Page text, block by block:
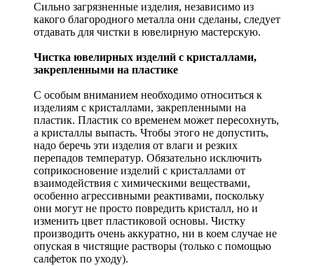
Сильно загрязненные изделия, независимо из
какого благородного металла они сделаны, следует
отдавать для чистки в ювелирную мастерскую.
Чистка ювелирных изделий с кристаллами,
закрепленными на пластике
С особым вниманием необходимо относиться к
изделиям с кристаллами, закрепленными на
пластик. Пластик со временем может пересохнуть,
а кристаллы выпасть. Чтобы этого не допустить,
надо беречь эти изделия от влаги и резких
перепадов температур. Обязательно исключить
соприкосновение изделий с кристаллами от
взаимодействия с химическими веществами,
особенно агрессивными реактивами, поскольку
они могут не просто повредить кристалл, но и
изменить цвет пластиковой основы. Чистку
производить очень аккуратно, ни в коем случае не
опуская в чистящие растворы (только с помощью
салфеток по уходу).